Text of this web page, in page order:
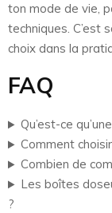
ton mode de vie,
techniques. C’est
choix dans la
FAQ
Qu’est-ce
Comment
Combien de
Les boîtes
?